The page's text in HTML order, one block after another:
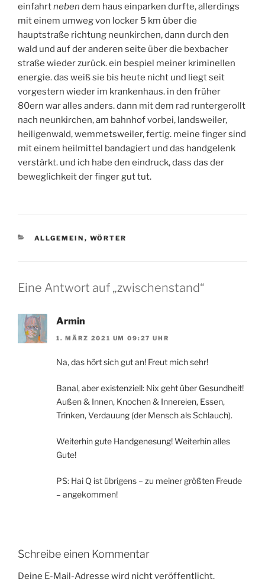
einfahrtneben dem haus einparken durfte, allerdings
mit einem umweg von locker 5 km über die
hauptstraße richtung neunkirchen, dann durch den
wald und auf der anderen seite über die bexbacher
straße wieder zurück. ein bespiel meiner kriminellen
energie. das weiß sie bis heute nicht und liegt seit
vorgestern wieder im krankenhaus. in den früher
80ern war alles anders. dann mit dem rad runtergerollt
nach neunkirchen, am bahnhof vorbei, landsweiler,
heiligenwald, wemmetsweiler, fertig. meine finger sind
mit einem heilmittel bandagiert und das handgelenk
verstärkt. und ich habe den eindruck, dass das der
beweglichkeit der finger gut tut.
KATEGORIEN
ALLGEMEIN , WÖRTER
Eine Antwort auf „zwischenstand“
Armin
1. MÄRZ 2021 UM 09:27 UHR
Na, das hört sich gut an! Freut mich sehr!
Banal, aber existenziell: Nix geht über Gesundheit!
Außen & Innen, Knochen & Innereien, Essen,
Trinken, Verdauung (der Mensch als Schlauch).
Weiterhin gute Handgenesung! Weiterhin alles
Gute!
PS: Hai Q ist übrigens – zu meiner größten Freude
– angekommen!
Schreibe einen Kommentar
Deine E-Mail-Adresse wird nicht veröffentlicht.